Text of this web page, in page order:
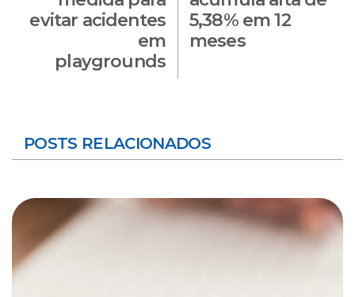
evitar acidentes
em
playgrounds
5,38% em 12
meses
POSTS RELACIONADOS